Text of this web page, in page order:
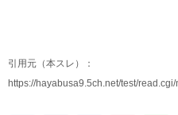
引用元（本スレ）：
https://hayabusa9.5ch.net/test/